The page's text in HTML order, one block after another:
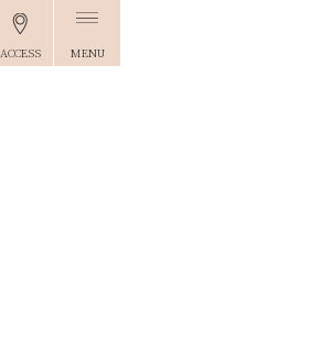
ACCESS MENU